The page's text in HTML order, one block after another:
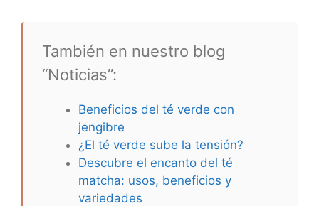
También en nuestro blog
“Noticias”:
Beneficios del té verde con
jengibre
¿El té verde sube la tensión?
Descubre el encanto del té
matcha: usos, beneficios y
variedades